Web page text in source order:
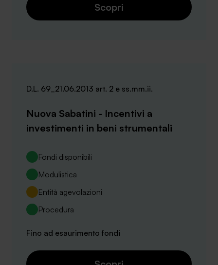
Scopri
D.L. 69_21.06.2013 art. 2 e ss.mm.ii.
Nuova Sabatini - Incentivi a
investimenti in beni strumentali
Fondi disponibili
Modulistica
Entità agevolazioni
Procedura
Fino ad esaurimento fondi